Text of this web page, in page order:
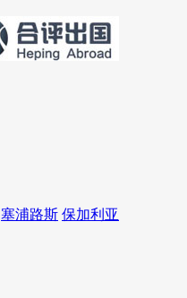
塞浦路斯 保加利亚